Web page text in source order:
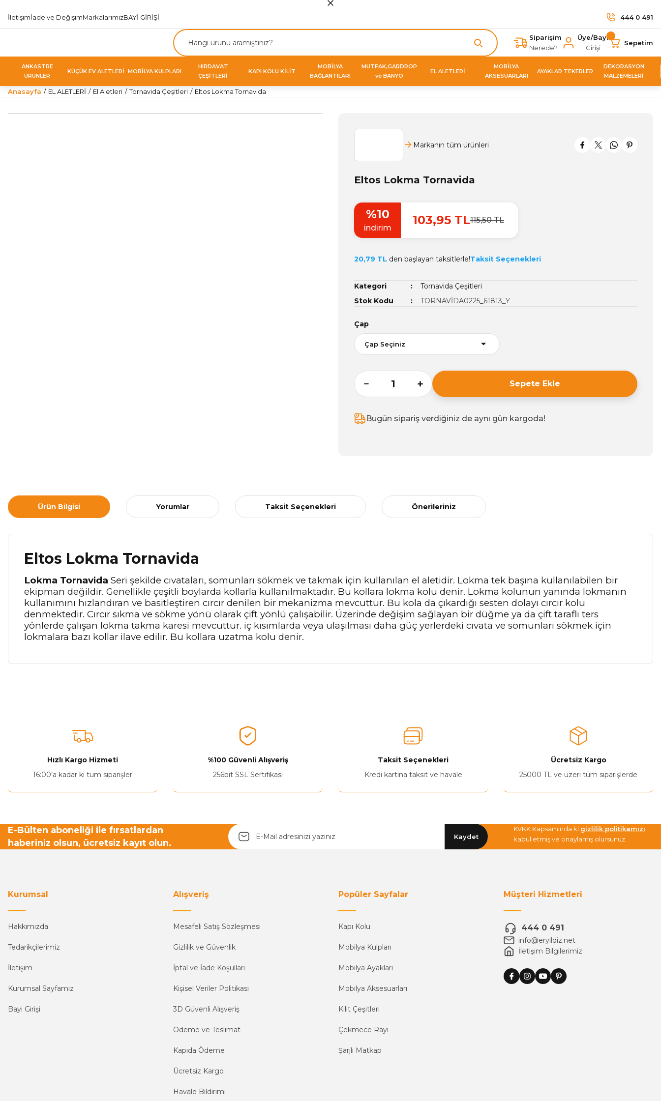
İletişimİade ve DeğişimMarkalarımızBAYİ GİRİŞİ 444 0 491
Siparişim
Nerede?
Üye/Bayi
Girişi
Sepetim
ANKASTRE
ÜRÜNLER
KÜÇÜK EV ALETLERİ MOBİLYA KULPLARI
HIRDAVAT
ÇEŞİTLERİ
KAPI KOLU KİLİT
MOBİLYA
BAĞLANTILARI
MUTFAK,GARDROP
ve BANYO
EL ALETLERİ
MOBİLYA
AKSESUARLARI
AYAKLAR TEKERLER
DEKORASYON
MALZEMELERİ
Anasayfa EL ALETLERİ El Aletleri Tornavida Çeşitleri Eltos Lokma Tornavida
Markanın tüm ürünleri
Eltos Lokma Tornavida
%10
indirim
103,95 TL115,50 TL
20,79 TL den başlayan taksitlerle!Taksit Seçenekleri
Kategori
Tornavida Çeşitleri
Stok Kodu
TORNAVİDA0225_61813_Y
Çap
Sepete Ekle
Bugün sipariş verdiğiniz de aynı gün kargoda!
Ürün Bilgisi Yorumlar Taksit Seçenekleri Önerileriniz
Eltos Lokma Tornavida
Lokma Tornavida Seri şekilde cıvataları, somunları sökmek ve takmak için kullanılan el aletidir. Lokma tek başına kullanılabilen bir
ekipman değildir. Genellikle çeşitli boylarda kollarla kullanılmaktadır. Bu kollara lokma kolu denir. Lokma kolunun yanında lokmanın
kullanımını hızlandıran ve basitleştiren cırcır denilen bir mekanizma mevcuttur. Bu kola da çıkardığı sesten dolayı cırcır kolu
denmektedir. Cırcır sıkma ve sökme yönü olarak çift yönlü çalışabilir. Üzerinde değişim sağlayan bir düğme ya da çift taraflı ters
yönlerde çalışan lokma takma karesi mevcuttur. iç kısımlarda veya ulaşılması daha güç yerlerdeki cıvata ve somunları sökmek için
lokmalara bazı kollar ilave edilir. Bu kollara uzatma kolu denir.
Ürün açıklamasında eksik bilgiler bulunuyor.
Hızlı Kargo Hizmeti
16:00’a kadar ki tüm siparişler
%100 Güvenli Alışveriş
256bit SSL Sertifikası
Taksit Seçenekleri
Kredi kartına taksit ve havale
Ücretsiz Kargo
25000 TL ve üzeri tüm siparişlerde
E-Bülten aboneliği ile fırsatlardan
haberiniz olsun, ücretsiz kayıt olun.
Kaydet
KVKK Kapsamında ki gizlilik politikamızı
kabul etmiş ve onaylamış olursunuz.
Kurumsal
Hakkımızda
Tedarikçilerimiz
İletişim
Kurumsal Sayfamız
Bayi Girişi
Alışveriş
Mesafeli Satış Sözleşmesi
Gizlilik ve Güvenlik
İptal ve İade Koşulları
Kişisel Veriler Politikası
3D Güvenli Alışveriş
Ödeme ve Teslimat
Kapıda Ödeme
Ücretsiz Kargo
Havale Bildirimi
Popüler Sayfalar
Kapı Kolu
Mobilya Kulpları
Mobilya Ayakları
Mobilya Aksesuarları
Kilit Çeşitleri
Çekmece Rayı
Şarjlı Matkap
Müşteri Hizmetleri
444 0 491
info@eryildiz.net
İletişim Bilgilerimiz